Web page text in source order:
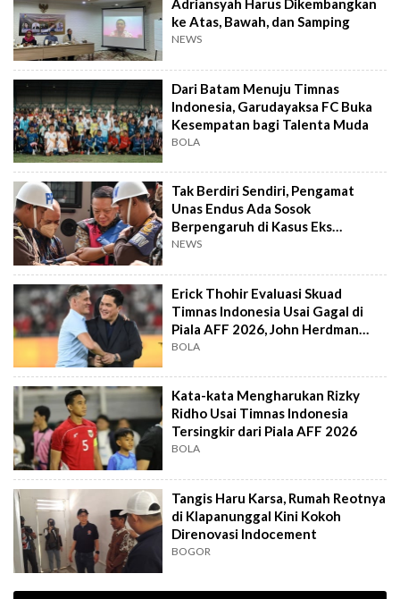
Adriansyah Harus Dikembangkan
ke Atas, Bawah, dan Samping
NEWS
Dari Batam Menuju Timnas
Indonesia, Garudayaksa FC Buka
Kesempatan bagi Talenta Muda
BOLA
Tak Berdiri Sendiri, Pengamat
Unas Endus Ada Sosok
Berpengaruh di Kasus Eks
Jampidsus
NEWS
Erick Thohir Evaluasi Skuad
Timnas Indonesia Usai Gagal di
Piala AFF 2026, John Herdman
Out?
BOLA
Kata-kata Mengharukan Rizky
Ridho Usai Timnas Indonesia
Tersingkir dari Piala AFF 2026
BOLA
Tangis Haru Karsa, Rumah Reotnya
di Klapanunggal Kini Kokoh
Direnovasi Indocement
BOGOR